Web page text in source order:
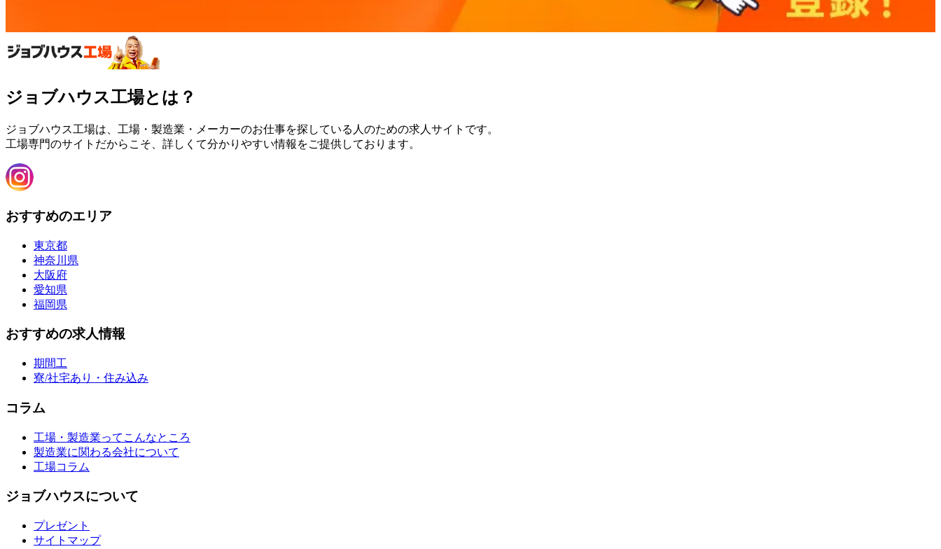
ジョブハウス工場とは？
ジョブハウス工場は、工場・製造業・メーカーのお仕事を探している人のための求人サイトです。
工場専門のサイトだからこそ、詳しくて分かりやすい情報をご提供しております。
おすすめのエリア
東京都
神奈川県
大阪府
愛知県
福岡県
おすすめの求人情報
期間工
寮/社宅あり・住み込み
コラム
工場・製造業ってこんなところ
製造業に関わる会社について
工場コラム
ジョブハウスについて
プレゼント
サイトマップ